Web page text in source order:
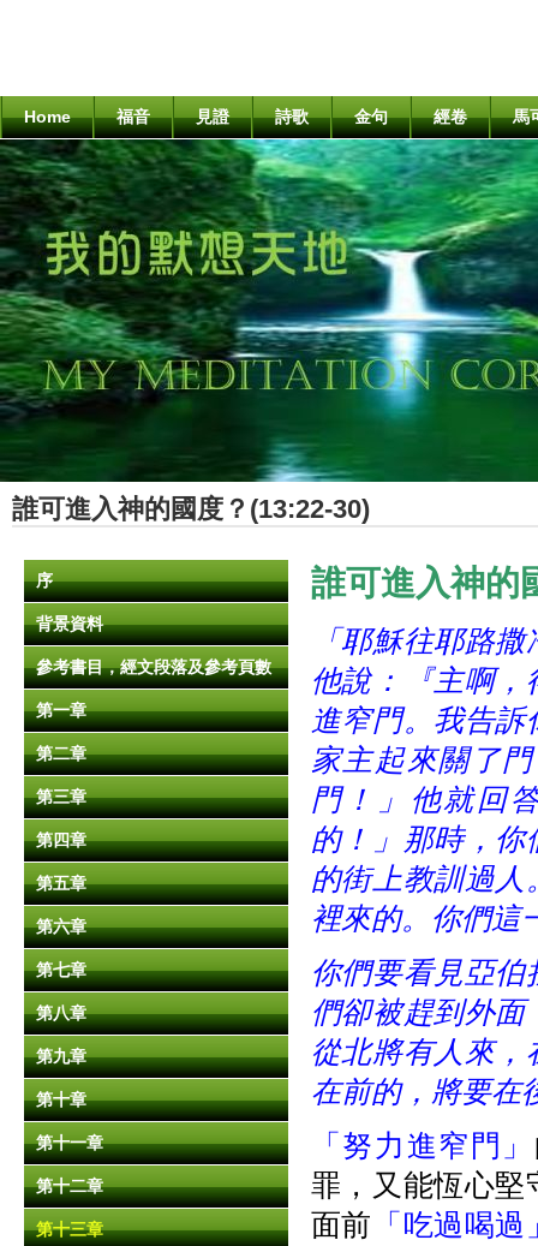
Home 福音 見證 詩歌 金句 經卷 馬
誰可進入神的國度？(13:22-30)
序
背景資料
參考書目，經文段落及參考頁數
第一章
第二章
第三章
第四章
第五章
第六章
第七章
第八章
第九章
第十章
第十一章
第十二章
第十三章
誰可進入神的
「耶穌往耶路
他說：『主啊
進窄門。我告
家主起來關了
門！」他就回
的！」那時，
的街上教訓過
裡來的。你們這
你們要看見亞
們卻被趕到外
從北將有人來
在前的，將要在
「努力進窄門」
罪，又能恆心堅
面前 「吃過喝過